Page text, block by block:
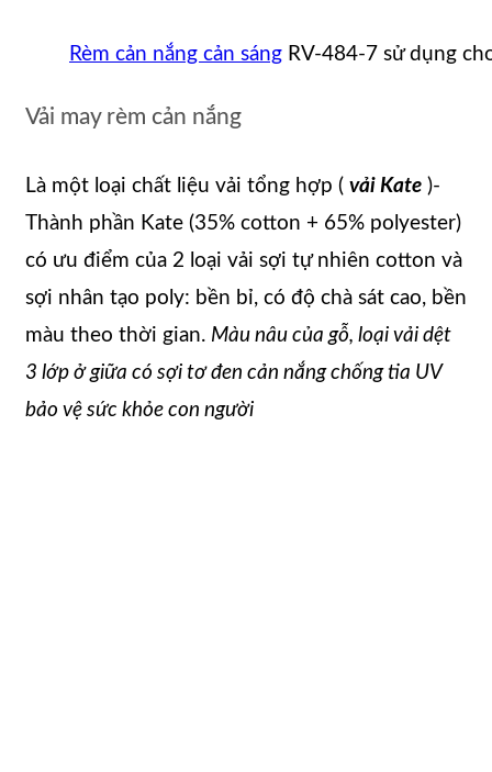
Rèm cản nắng cản sáng RV-484-7 sử dụng
Vải may rèm cản nắng
Là một loại chất liệu vải tổng hợp ( vải Kate )-
Thành phần Kate (35% cotton + 65% polyester)
có ưu điểm của 2 loại vải sợi tự nhiên cotton và
sợi nhân tạo poly: bền bỉ, có độ chà sát cao, bền
màu theo thời gian. Màu nâu của gỗ, loại vải dệt
3 lớp ở giữa có sợi tơ đen cản nắng chống tia UV
bảo vệ sức khỏe con người